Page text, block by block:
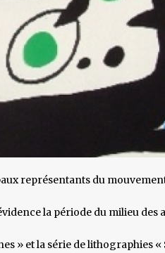
représentants du
la période du milieu des
» et la série de lithographies